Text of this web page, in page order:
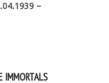
–
IMMORTALS